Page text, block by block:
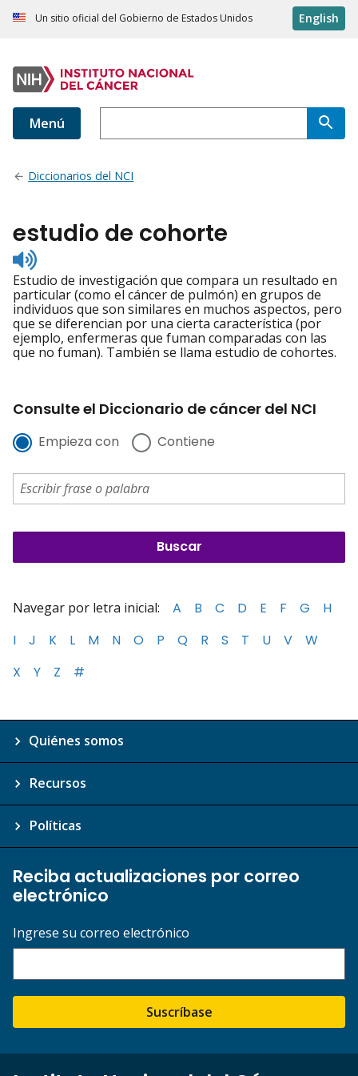
Un sitio oficial del Gobierno de Estados Unidos English
Menú
Diccionarios del NCI
estudio de cohorte
Listen
to
pronunciation
Estudio de investigación que compara un resultado en
particular (como el cáncer de pulmón) en grupos de
individuos que son similares en muchos aspectos, pero
que se diferencian por una cierta característica (por
ejemplo, enfermeras que fuman comparadas con las
que no fuman). También se llama estudio de cohortes.
Consulte el Diccionario de cáncer del NCI
Empieza con Contiene
Navegar por letra inicial: A B C D E F G
H
I
J K L M N O P Q R S T U V
W
X
Y Z #
Quiénes somos
Recursos
Políticas
Reciba actualizaciones por correo
electrónico
Ingrese su correo electrónico
Suscríbase